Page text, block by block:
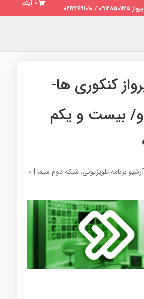
0 آیتم
کنکوری ها-
بیست و یکم
آرشیو برنامه تلویزیونی, شبکه دوم سیما|
0